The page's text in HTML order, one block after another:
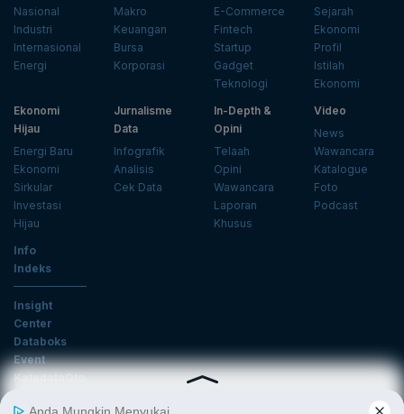
Nasional
Industri
Internasional
Energi
Makro
Keuangan
Bursa
Korporasi
E-Commerce
Fintech
Startup
Gadget
Teknologi
Sejarah
Ekonomi
Profil
Istilah
Ekonomi
Ekonomi
Hijau
Energi Baru
Ekonomi
Sirkular
Investasi
Hijau
Jurnalisme
Data
Infografik
Analisis
Cek Data
In-Depth &
Opini
Telaah
Opini
Wawancara
Laporan
Khusus
Video
News
Wawancara
Katalogue
Foto
Podcast
Info
Indeks
Insight
Center
Databoks
Event
KatadataOto